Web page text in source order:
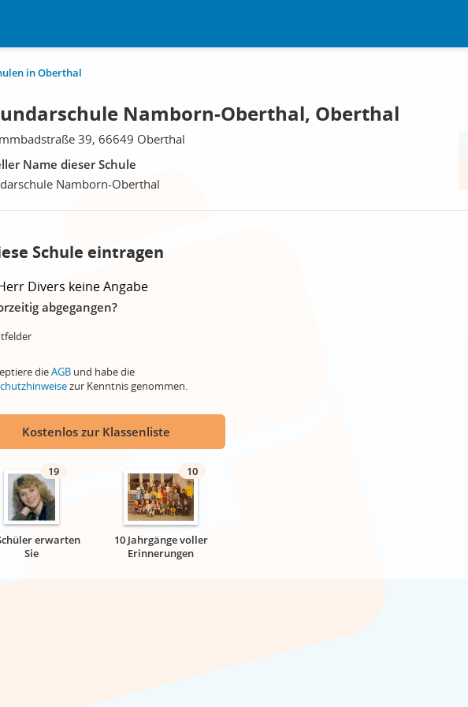
in Oberthal
Namborn-Oberthal, Oberthal
39, 66649 Oberthal
Name dieser Schule
Namborn-Oberthal
Schule eintragen
Divers keine Angabe
abgegangen?
dieAGB und habe die
zur Kenntnis genommen.
Kostenlos zur Klassenliste
19
erwarten
Sie
10
10 Jahrgänge voller
Erinnerungen